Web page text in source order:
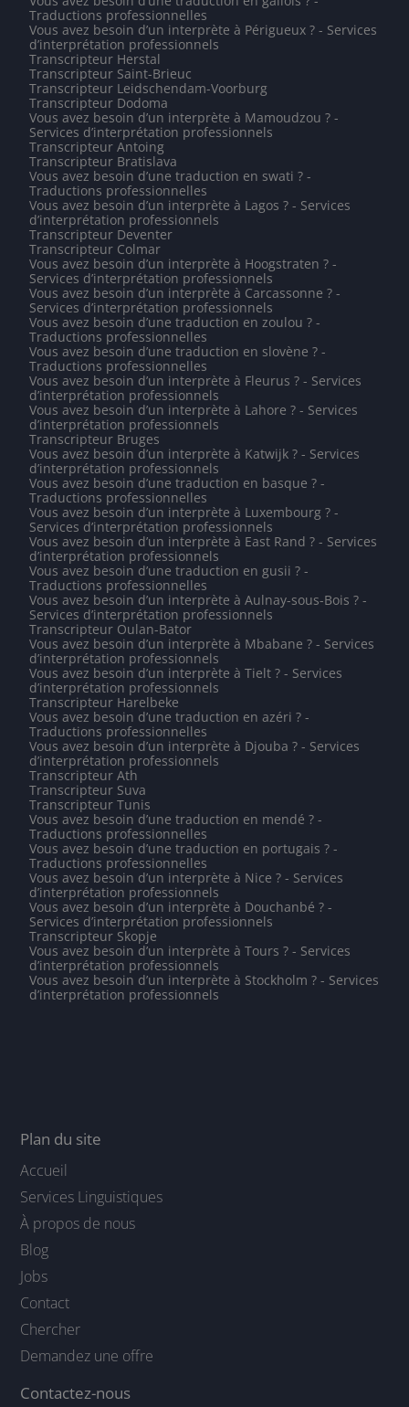
Traductions professionnelles
Vous avez besoin d’un interprète à Périgueux ? - Services
d’interprétation professionnels
Transcripteur Herstal
Transcripteur Saint-Brieuc
Transcripteur Leidschendam-Voorburg
Transcripteur Dodoma
Vous avez besoin d’un interprète à Mamoudzou ? -
Services d’interprétation professionnels
Transcripteur Antoing
Transcripteur Bratislava
Vous avez besoin d’une traduction en swati ? -
Traductions professionnelles
Vous avez besoin d’un interprète à Lagos ? - Services
d’interprétation professionnels
Transcripteur Deventer
Transcripteur Colmar
Vous avez besoin d’un interprète à Hoogstraten ? -
Services d’interprétation professionnels
Vous avez besoin d’un interprète à Carcassonne ? -
Services d’interprétation professionnels
Vous avez besoin d’une traduction en zoulou ? -
Traductions professionnelles
Vous avez besoin d’une traduction en slovène ? -
Traductions professionnelles
Vous avez besoin d’un interprète à Fleurus ? - Services
d’interprétation professionnels
Vous avez besoin d’un interprète à Lahore ? - Services
d’interprétation professionnels
Transcripteur Bruges
Vous avez besoin d’un interprète à Katwijk ? - Services
d’interprétation professionnels
Vous avez besoin d’une traduction en basque ? -
Traductions professionnelles
Vous avez besoin d’un interprète à Luxembourg ? -
Services d’interprétation professionnels
Vous avez besoin d’un interprète à East Rand ? - Services
d’interprétation professionnels
Vous avez besoin d’une traduction en gusii ? -
Traductions professionnelles
Vous avez besoin d’un interprète à Aulnay-sous-Bois ? -
Services d’interprétation professionnels
Transcripteur Oulan-Bator
Vous avez besoin d’un interprète à Mbabane ? - Services
d’interprétation professionnels
Vous avez besoin d’un interprète à Tielt ? - Services
d’interprétation professionnels
Transcripteur Harelbeke
Vous avez besoin d’une traduction en azéri ? -
Traductions professionnelles
Vous avez besoin d’un interprète à Djouba ? - Services
d’interprétation professionnels
Transcripteur Ath
Transcripteur Suva
Transcripteur Tunis
Vous avez besoin d’une traduction en mendé ? -
Traductions professionnelles
Vous avez besoin d’une traduction en portugais ? -
Traductions professionnelles
Vous avez besoin d’un interprète à Nice ? - Services
d’interprétation professionnels
Vous avez besoin d’un interprète à Douchanbé ? -
Services d’interprétation professionnels
Transcripteur Skopje
Vous avez besoin d’un interprète à Tours ? - Services
d’interprétation professionnels
Vous avez besoin d’un interprète à Stockholm ? - Services
d’interprétation professionnels
Plan du site
Accueil
Services Linguistiques
À propos de nous
Blog
Jobs
Contact
Chercher
Demandez une offre
Contactez-nous